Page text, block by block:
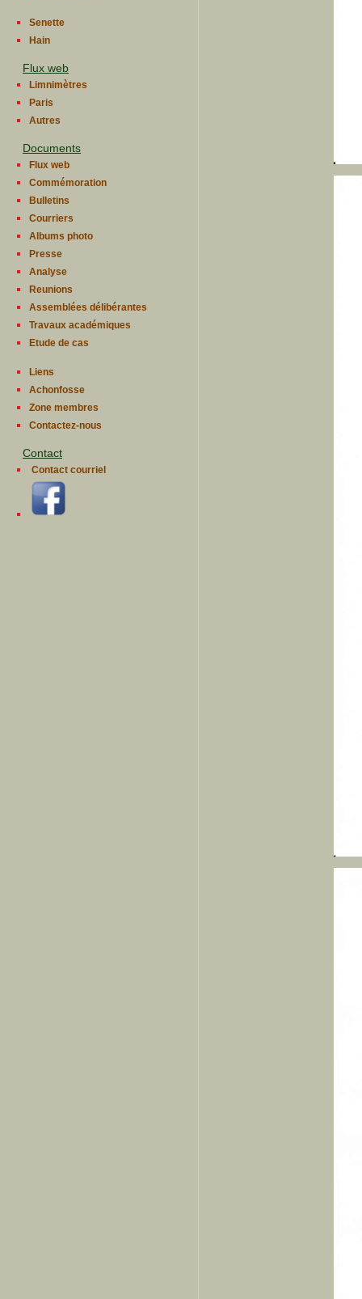
Senette
Hain
Flux web
Limnimètres
Paris
Autres
Documents
Flux web
Commémoration
Bulletins
Courriers
Albums photo
Presse
Analyse
Reunions
Assemblées délibérantes
Travaux académiques
Etude de cas
Liens
Achonfosse
Zone membres
Contactez-nous
Contact
Contact courriel